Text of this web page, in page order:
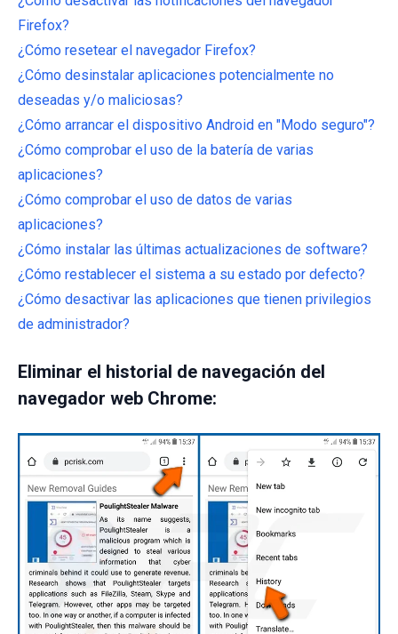
Firefox?
¿Cómo resetear el navegador Firefox?
¿Cómo desinstalar aplicaciones potencialmente no
deseadas y/o maliciosas?
¿Cómo arrancar el dispositivo Android en "Modo seguro"?
¿Cómo comprobar el uso de la batería de varias
aplicaciones?
¿Cómo comprobar el uso de datos de varias
aplicaciones?
¿Cómo instalar las últimas actualizaciones de software?
¿Cómo restablecer el sistema a su estado por defecto?
¿Cómo desactivar las aplicaciones que tienen privilegios
de administrador?
Eliminar el historial de navegación del
navegador web Chrome: